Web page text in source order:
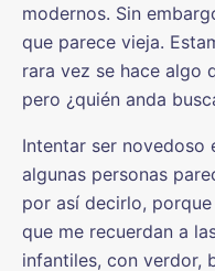
modernos. Sin
que parece vieja.
rara vez se hace algo
pero ¿quién anda
Intentar ser novedoso
algunas personas
por así decirlo,
que me recuerdan a
infantiles, con verdor,